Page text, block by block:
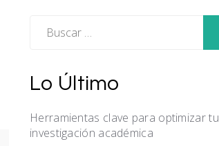
Lo Último
Herramientas clave para optimizar tu
investigación académica